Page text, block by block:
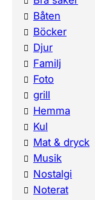
Båten
Böcker
Djur
Familj
Foto
grill
Hemma
Kul
Mat & dryck
Musik
Nostalgi
Noterat